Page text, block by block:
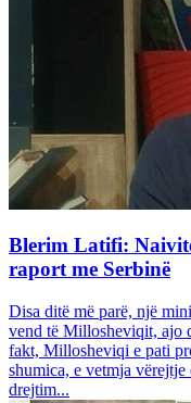
Blerim Latifi:
raport me Serbinë
Disa ditë më parë, një
vend të Millosheviqit, ajo
fakt, Millosheviqi e pati
shumica, e vetmja vërejtje
drejtim...